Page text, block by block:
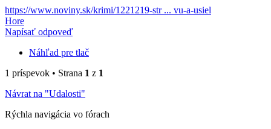
https://www.noviny.sk/krimi/1221219-str ... vu-a-usiel
Hore
Napísať odpoveď
Náhľad pre tlač
1 príspevok • Strana 1 z 1
Návrat na "Udalosti"
Rýchla navigácia vo fórach